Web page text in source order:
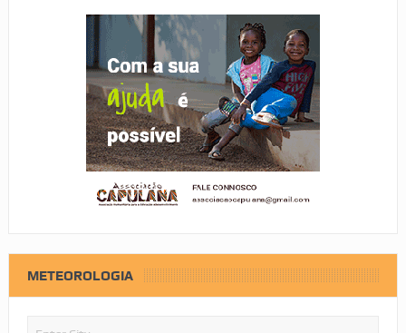
METEOROLOGIA